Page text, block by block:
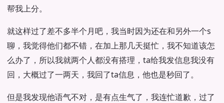
帮我上分。
就这样过了差不多半个月吧，我当时因为还在和另外一个s
聊，我觉得他们都不错，在加上那几天挺忙，我不知道该怎
么办了，所以我就两个人都没有搭理，ta给我发信息我没有
回，大概过了一两天，我回了ta信息，他也是秒回了。
但是我发现他语气不对，是有点生气了，我连忙道歉，过了